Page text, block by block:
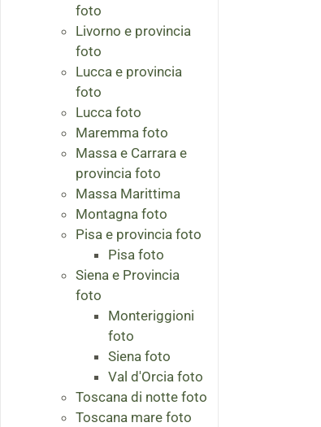
foto
Livorno e provincia
foto
Lucca e provincia
foto
Lucca foto
Maremma foto
Massa e Carrara e
provincia foto
Massa Marittima
Montagna foto
Pisa e provincia foto
Pisa foto
Siena e Provincia
foto
Monteriggioni
foto
Siena foto
Val d'Orcia foto
Toscana di notte foto
Toscana mare foto